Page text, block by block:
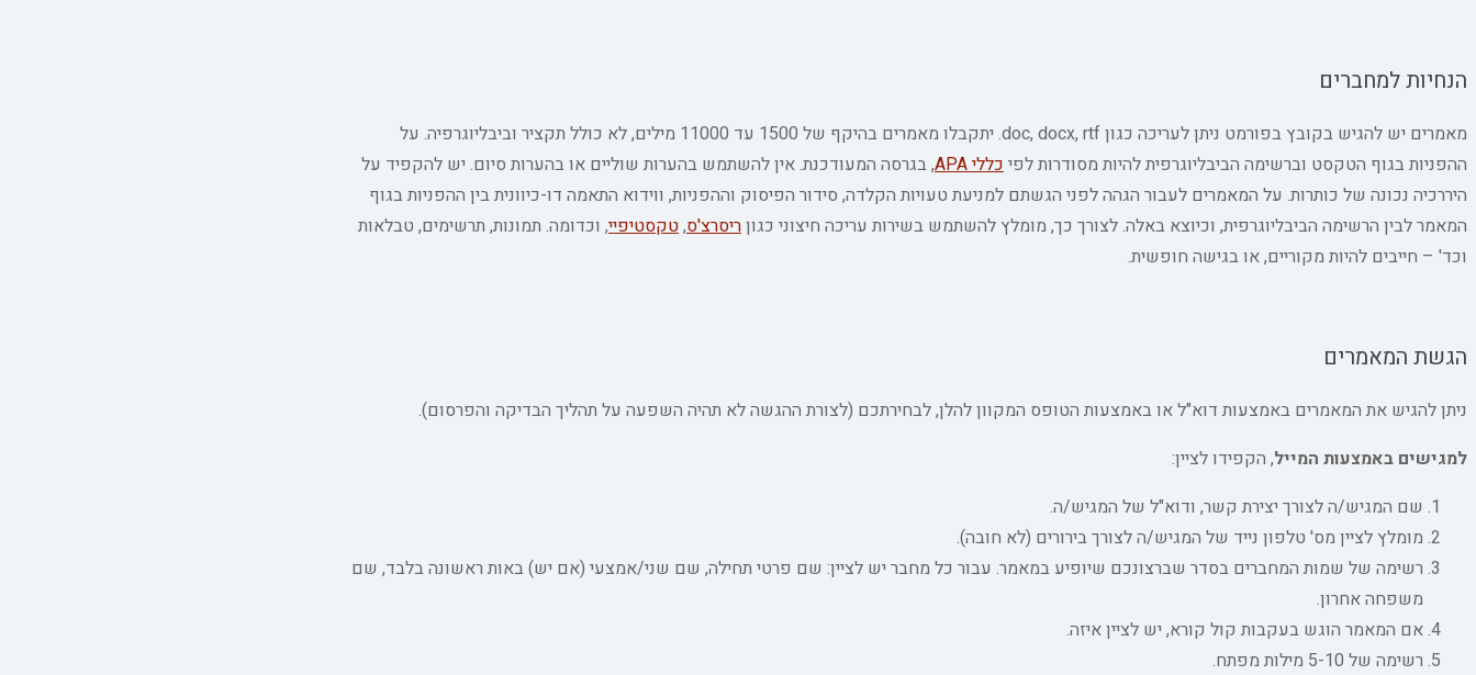
הנחיות למחברים
מאמרים יש להגיש בקובץ בפורמט ניתן לעריכה כגון doc, docx, rtf. יתקבלו מאמרים בהיקף של 1500 עד 11000 מילים, לא כולל תקציר וביבליוגרפיה. על
ההפניות בגוף הטקסט וברשימה הביבליוגרפית להיות מסודרות לפי כללי APA
, בגרסה המעודכנת. אין להשתמש בהערות שוליים או בהערות סיום. יש להקפיד על
היררכיה נכונה של כותרות. על המאמרים לעבור הגהה לפני הגשתם למניעת טעויות הקלדה, סידור הפיסוק וההפניות, ווידוא התאמה דו-כיוונית בין ההפניות בגוף
המאמר לבין הרשימה הביבליוגרפית, וכיוצא באלה. לצורך כך, מומלץ להשתמש בשירות עריכה חיצוני כגוןריסרצ'ס,טקסטיפיי, וכדומה. תמונות, תרשימים, טבלאות
וכד' – חייבים להיות מקוריים, או בגישה חופשית.
הגשת המאמרים
ניתן להגיש את המאמרים באמצעות דוא"ל או באמצעות הטופס המקוון להלן, לבחירתכם (לצורת ההגשה לא תהיה השפעה על תהליך הבדיקה והפרסום).
למגישים באמצעות המייל, הקפידו לציין:
שם המגיש/ה לצורך יצירת קשר, ודוא"ל של המגיש/ה.
מומלץ לציין מס' טלפון נייד של המגיש/ה לצורך בירורים (לא חובה).
רשימה של שמות המחברים בסדר שברצונכם שיופיע במאמר. עבור כל מחבר יש לציין: שם פרטי תחילה, שם שני/אמצעי (אם יש) באות ראשונה בלבד, שם
משפחה אחרון.
אם המאמר הוגש בעקבות קול קורא, יש לציין איזה.
רשימה של 5-10 מילות מפתח.